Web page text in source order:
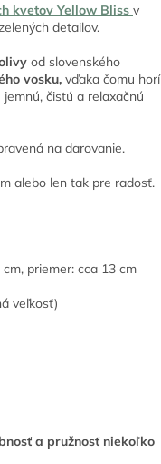
kvetov Yellow Bliss v
detailov.
od slovenského
vosku, vďaka čomu horí
jemnú, čistú a relaxačnú
na darovanie.
alebo len tak pre radosť.
cm, priemer: cca 13 cm
veľkosť)
a pružnosť niekoľko